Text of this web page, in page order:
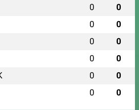
0 0
0 0
0 0
0 0
0 0
0 0